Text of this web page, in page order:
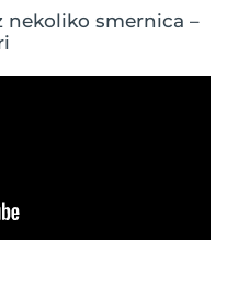
nekoliko smernica –